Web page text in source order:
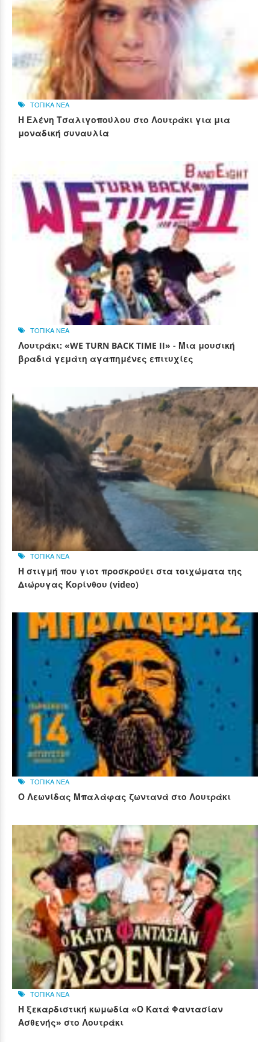
ΤΟΠΙΚΑ ΝΕΑ
Η Ελένη Τσαλιγοπούλου στο Λουτράκι για μια
μοναδική συναυλία
ΤΟΠΙΚΑ ΝΕΑ
Λουτράκι: «WE TURN BACK TIME II» - Μια μουσική
βραδιά γεμάτη αγαπημένες επιτυχίες
ΤΟΠΙΚΑ ΝΕΑ
Η στιγμή που γιοτ προσκρούει στα τοιχώματα της
Διώρυγας Κορίνθου (video)
ΤΟΠΙΚΑ ΝΕΑ
Ο Λεωνίδας Μπαλάφας ζωντανά στο Λουτράκι
ΤΟΠΙΚΑ ΝΕΑ
Η ξεκαρδιστική κωμωδία «Ο Κατά Φαντασίαν
Ασθενής» στο Λουτράκι